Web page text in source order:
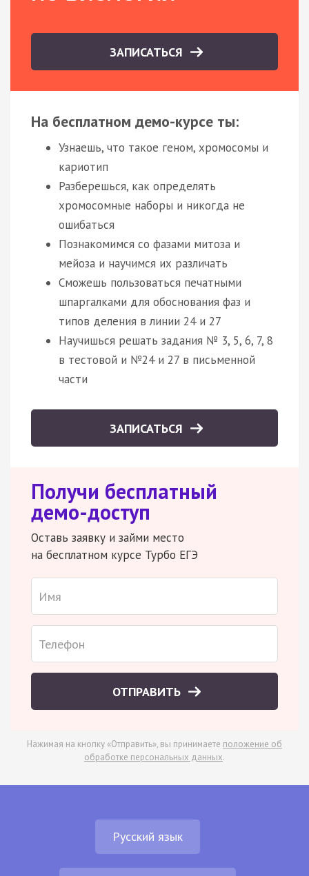
ЗАПИСАТЬСЯ
На бесплатном демо-курсе ты:
Узнаешь, что такое геном, хромосомы и
кариотип
Разберешься, как определять
хромосомные наборы и никогда не
ошибаться
Познакомимся со фазами митоза и
мейоза и научимся их различать
Сможешь пользоваться печатными
шпаргалками для обоснования фаз и
типов деления в линии 24 и 27
Научишься решать задания № 3, 5, 6, 7, 8
в тестовой и №24 и 27 в письменной
части
ЗАПИСАТЬСЯ
Получи бесплатный
демо-доступ
Оставь заявку и займи место
на бесплатном курсе Турбо ЕГЭ
ОТПРАВИТЬ
Нажимая на кнопку «Отправить», вы принимаете положение об
обработке персональных данных.
Русский язык